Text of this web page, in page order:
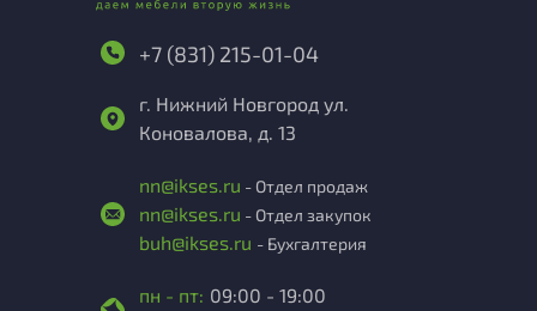
+7 (831) 215-01-04
г. Нижний Новгород ул.
Коновалова, д. 13
nn@ikses.ru - Отдел продаж
nn@ikses.ru - Отдел закупок
buh@ikses.ru - Бухгалтерия
пн - пт: 09:00 - 19:00